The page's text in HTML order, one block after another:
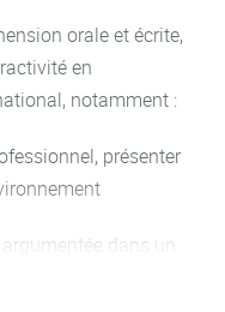
suivants :
direct et
orale et écrite,
en
notamment :
présenter
dans un